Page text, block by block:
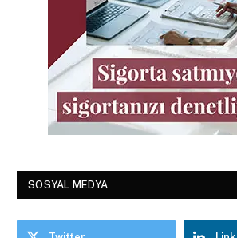
SOSYAL MEDYA